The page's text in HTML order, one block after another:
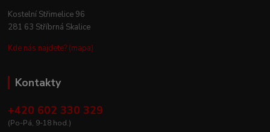
Kostelní Střimelice 96
281 63 Stříbrná Skalice
Kde nás najdete? (mapa)
Kontakty
+420 602 330 329
(Po-Pá, 9-18 hod.)